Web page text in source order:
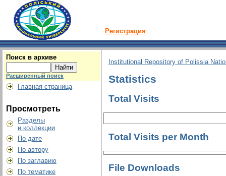
Регистрация
Поиск в архиве
Расширенный поиск
Главная страница
Просмотреть
Разделы
и коллекции
По дате
По автору
По заглавию
По тематике
Institutional Repository of Polissia
Statistics
Total Visits
Total Visits per Month
File Downloads